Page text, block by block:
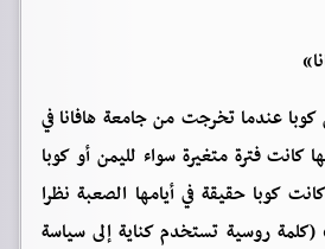
عندما تخرجت من جامعة هافانا في
أنها كانت فترة متغيرة سواء لليمن أو كوبا
كوبا حقيقة في أيامها الصعبة نظرا
روسية تستخدم كناية إلى سياسة